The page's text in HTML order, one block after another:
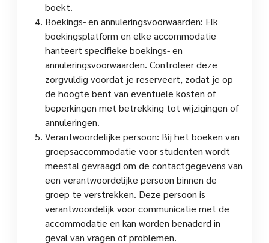
boekt.
Boekings- en annuleringsvoorwaarden: Elk
boekingsplatform en elke accommodatie
hanteert specifieke boekings- en
annuleringsvoorwaarden. Controleer deze
zorgvuldig voordat je reserveert, zodat je op
de hoogte bent van eventuele kosten of
beperkingen met betrekking tot wijzigingen of
annuleringen.
Verantwoordelijke persoon: Bij het boeken van
groepsaccommodatie voor studenten wordt
meestal gevraagd om de contactgegevens van
een verantwoordelijke persoon binnen de
groep te verstrekken. Deze persoon is
verantwoordelijk voor communicatie met de
accommodatie en kan worden benaderd in
geval van vragen of problemen.